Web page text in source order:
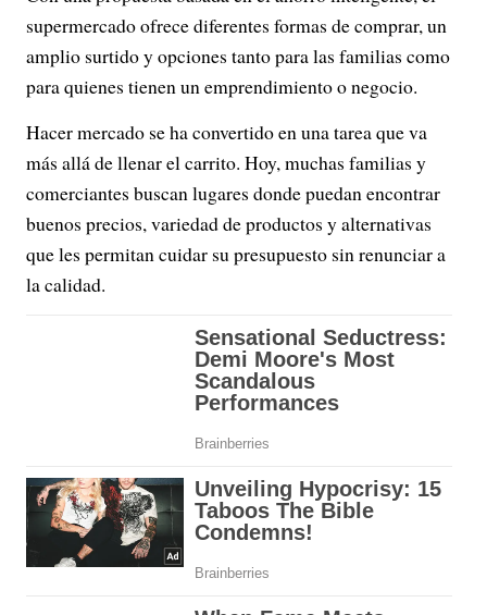
supermercado ofrece diferentes formas de comprar, un
amplio surtido y opciones tanto para las familias como
para quienes tienen un emprendimiento o negocio.
Hacer mercado se ha convertido en una tarea que va
más allá de llenar el carrito. Hoy, muchas familias y
comerciantes buscan lugares donde puedan encontrar
buenos precios, variedad de productos y alternativas
que les permitan cuidar su presupuesto sin renunciar a
la calidad.